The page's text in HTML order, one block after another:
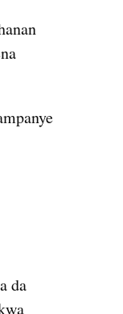
da